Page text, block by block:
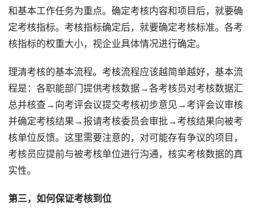
和基本工作任务为重点。确定考核内容和项目后，就要确
定考核指标。考核指标确定后，就要确定考核标准。各考
核指标的权重大小，视企业具体情况进行确定。
理清考核的基本流程。考核流程应该越简单越好，基本流
程是：各职能部门提供考核数据→各考核员对考核数据汇
总并核查→向考评会议提交考核初步意见→考评会议审核
并确定考核结果→报请考核委员会审批→考核结果向被考
核单位反馈。这里需要注意的，对可能存有争议的项目，
考核员应提前与被考核单位进行沟通，核实考核数据的真
实性。
第三，如何保证考核到位